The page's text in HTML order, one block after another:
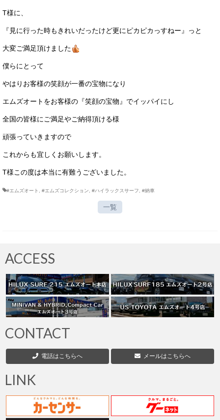
T様に、
『見に行った時もきれいだったけど更にピカピカっすねー』っと
大変ご満足頂けました
僕らにとって
やはりお客様の笑顔が一番の宝物になり
エムズオートをお客様の『笑顔の宝物』でイッパイにし
全国の皆様にご満足やご納得頂ける様
頑張っていきますので
これからも宜しくお願いします。
T様この度は本当に有難うございました。
#エムズオート #エムズコレクション #ハイラックスサーフ #納車
一覧
ACCESS
CONTACT
電話はこちらへ メールはこちらへ
LINK